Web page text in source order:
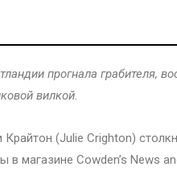
прогнала грабителя,
вилкой.
(Julie Crighton)
магазине Cowden’s News